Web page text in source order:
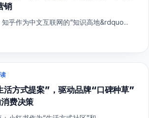
销
乎作为中文互联网的“知识高地&rdquo...
活方式提案”，驱动品牌“口碑种草”
费决策